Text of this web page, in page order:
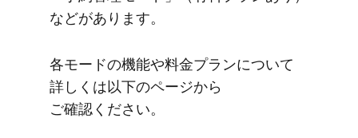
などが​​あります。​​
各モードの​​機能や​​料金プランに​​ついて​​
詳しくは​​以下の​​ページから​​
ご確認ください。